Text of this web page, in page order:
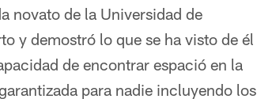
novato de la Universidad de
y demostró lo que se ha visto de él
de encontrar espació en la
para nadie incluyendo los